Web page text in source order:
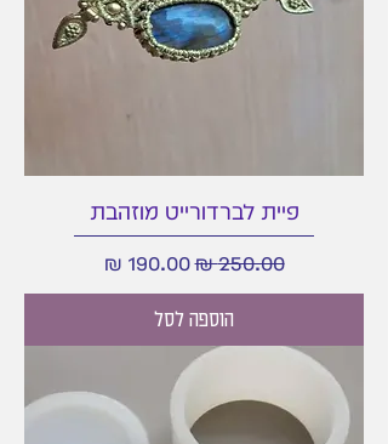
פיית לברדורייט מוזהבת
מחיר רגיל‏250.00 ‏₪ מחיר מבצע‏190.00 ‏₪
הוספה לסל